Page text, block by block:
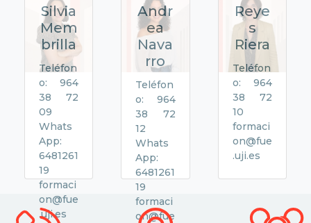
Silvia
Mem
brilla
Teléfon
o: 964
38 72
09
Whats
App:
6481261
19
formaci
on@fue
.uji.es
Andr
ea
Nava
rro
Teléfon
o: 964
38 72
12
Whats
App:
6481261
19
formaci
on@fue
Reye
s
Riera
Teléfon
o: 964
38 72
10
formaci
on@fue
.uji.es